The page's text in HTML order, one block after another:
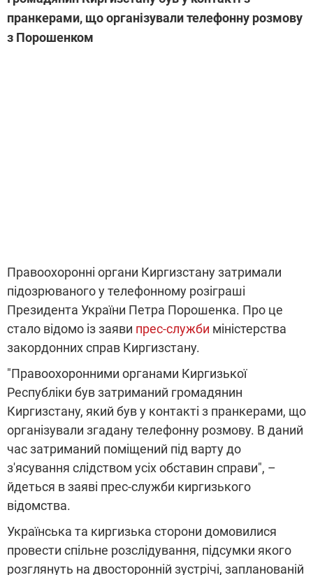
пранкерами, що організували телефонну розмову
з Порошенком
Правоохоронні органи Киргизстану затримали
підозрюваного у телефонному розіграші
Президента України Петра Порошенка. Про це
стало відомо із заяви прес-служби міністерства
закордонних справ Киргизстану.
"Правоохоронними органами Киргизької
Республіки був затриманий громадянин
Киргизстану, який був у контакті з пранкерами, що
організували згадану телефонну розмову. В даний
час затриманий поміщений під варту до
з'ясування слідством усіх обставин справи", –
йдеться в заяві прес-служби киргизького
відомства.
Українська та киргизька сторони домовилися
провести спільне розслідування, підсумки якого
розглянуть на двосторонній зустрічі, запланованій